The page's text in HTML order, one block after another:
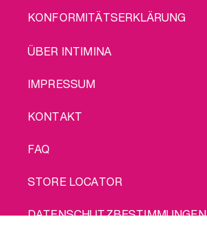
KONFORMITÄTSERKLÄRUNG
LEGAL
ÜBER INTIMINA
IMPRESSUM
KONTAKT
FAQ
STORE LOCATOR
DATENSCHUTZBESTIMMUNGEN